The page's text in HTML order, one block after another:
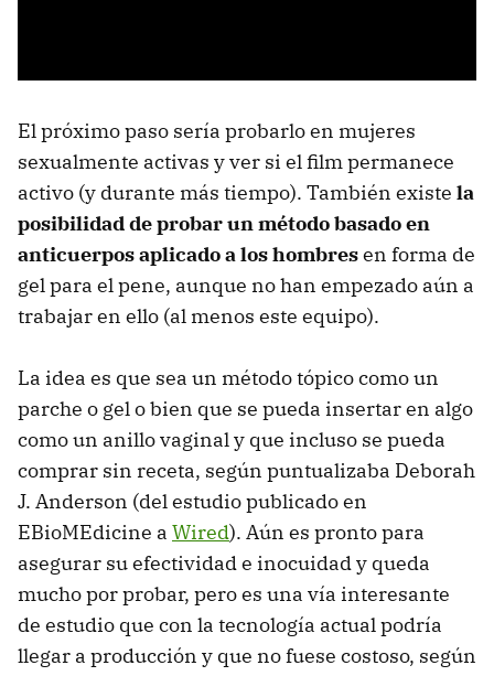
El próximo paso sería probarlo en mujeres
sexualmente activas y ver si el film permanece
activo (y durante más tiempo). También existe la
posibilidad de probar un método basado en
anticuerpos aplicado a los hombresen forma de
gel para el pene, aunque no han empezado aún a
trabajar en ello (al menos este equipo).
La idea es que sea un método tópico como un
parche o gel o bien que se pueda insertar en algo
como un anillo vaginal y que incluso se pueda
comprar sin receta, según puntualizaba Deborah
J. Anderson (del estudio publicado en
EBioMEdicine a Wired). Aún es pronto para
asegurar su efectividad e inocuidad y queda
mucho por probar, pero es una vía interesante
de estudio que con la tecnología actual podría
llegar a producción y que no fuese costoso, según